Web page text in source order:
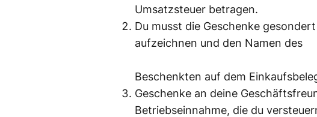
Umsatzsteuer betragen.
Du musst die Geschenke
aufzeichnen und den Namen des
Beschenkten auf dem
Geschenke an deine
Betriebseinnahme, die du